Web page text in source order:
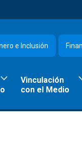
e Inclusión
Vinculación
con el Medio